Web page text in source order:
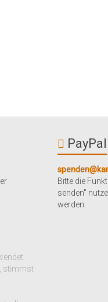
stimmst
PayPal
Bitte die
senden"
werden.